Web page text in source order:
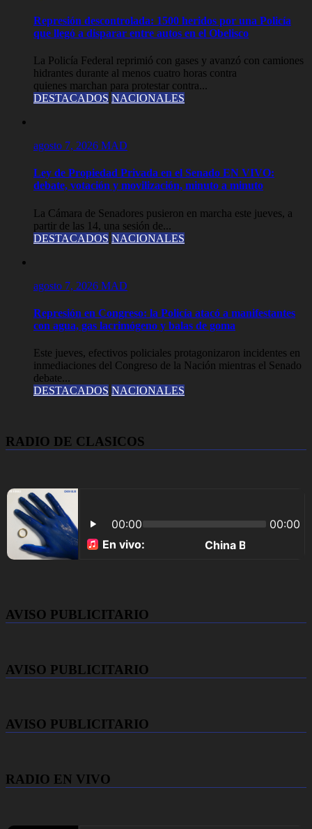
Represión descontrolada: 1500 heridos por una Policía
que llegó a disparar entre autos en el Obelisco
La Policía Federal reprimió con gases y avanzó con camiones
hidrantes durante al menos cuatro horas contra
quienes marchan para protestar contra...
DESTACADOS NACIONALES
agosto 7, 2026 MAD
Ley de Propiedad Privada en el Senado EN VIVO:
debate, votación y movilización, minuto a minuto
La Cámara de Senadores pusieron en marcha este jueves, a
partir de las 14, una sesión de...
DESTACADOS NACIONALES
agosto 7, 2026 MAD
Represión en Congreso: la Policía atacó a manifestantes
con agua, gas lacrimógeno y balas de goma
Este jueves, efectivos policiales protagonizaron incidentes en
inmediaciones del Congreso de la Nación mientras el Senado
debate...
DESTACADOS NACIONALES
RADIO DE CLASICOS
AVISO PUBLICITARIO
AVISO PUBLICITARIO
AVISO PUBLICITARIO
RADIO EN VIVO